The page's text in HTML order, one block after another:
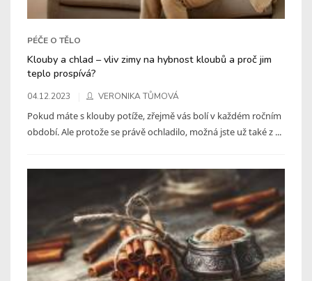
PÉČE O TĚLO
Klouby a chlad – vliv zimy na hybnost kloubů a proč jim
teplo prospívá?
04.12.2023 VERONIKA TŮMOVÁ
Pokud máte s klouby potíže, zřejmě vás bolí v každém ročním
období. Ale protože se právě ochladilo, možná jste už také z ...